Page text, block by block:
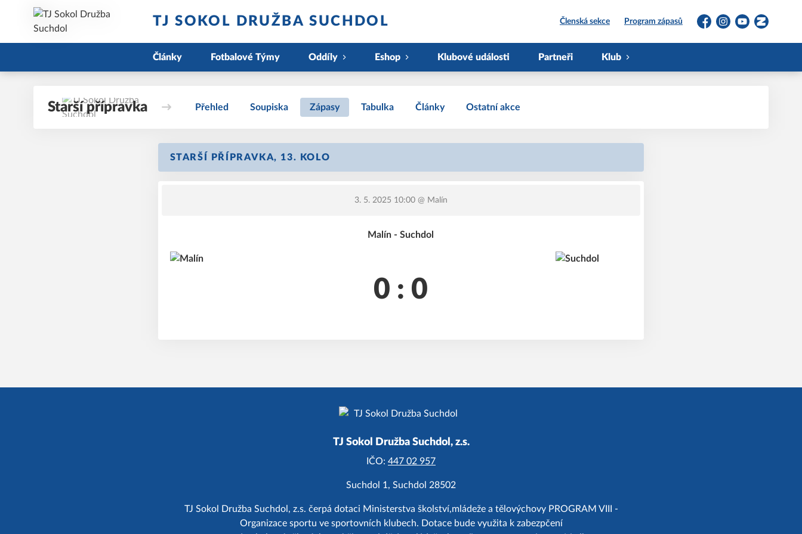
TJ SOKOL DRUŽBA SUCHDOL Členská sekce Program zápasů
FacebookInstagramYouTubeZonerama
Články Fotbalové Týmy Oddíly Eshop Klubové události Partneři Klub
Starší přípravka Přehled Soupiska Zápasy Tabulka Články Ostatní akce
STARŠÍ PŘÍPRAVKA, 13. KOLO
3. 5. 2025 10:00@ Malín
Malín - Suchdol
0 : 0
TJ Sokol Družba Suchdol, z.s.
IČO: 447 02 957
Suchdol 1, Suchdol 28502
TJ Sokol Družba Suchdol, z.s. čerpá dotaci Ministerstva školství,mládeže a tělovýchovy PROGRAM VIII -
Organizace sportu ve sportovních klubech. Dotace bude využita k zabezpčení